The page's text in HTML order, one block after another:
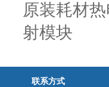
原装耗材
射模块
联系方式